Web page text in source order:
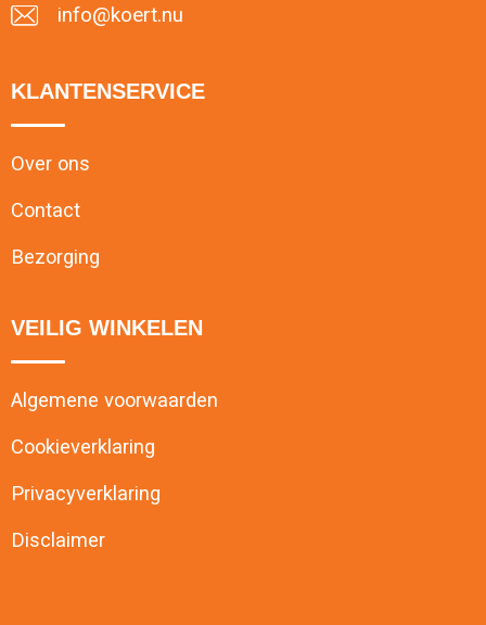
info@koert.nu
KLANTENSERVICE
Over ons
Contact
Bezorging
VEILIG WINKELEN
Algemene voorwaarden
Cookieverklaring
Privacyverklaring
Disclaimer